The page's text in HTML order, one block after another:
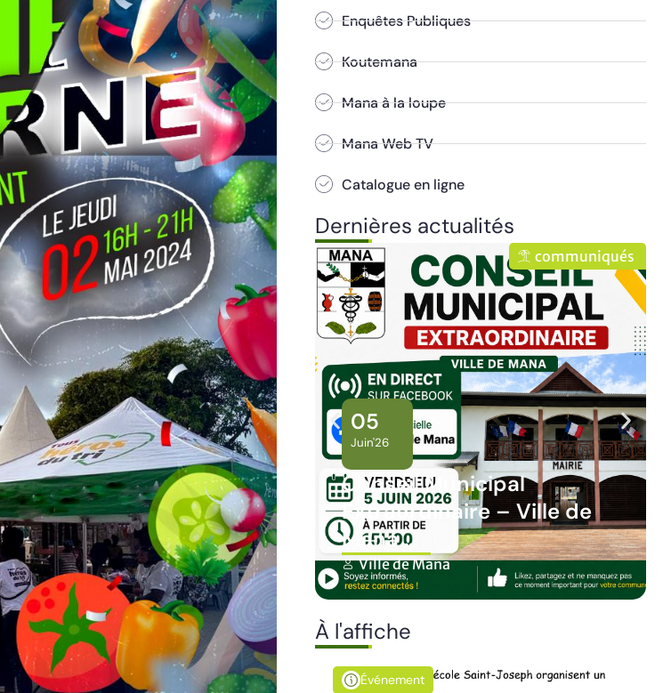
Enquêtes Publiques
Koutemana
Mana à la loupe
Mana Web TV
Catalogue en ligne
Dernières actualités
communiqués
05
Juin'26
Conseil Municipal
Extraordinaire – Ville de
Mana …
Ville de Mana
communiqués
02
Juin'26
Panne des réseaux Orange
sur le territoire de Mana
Ville de Mana
À l'affiche
Événement Événement